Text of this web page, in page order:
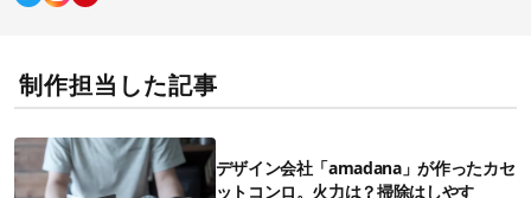
制作担当した記事
デザイン会社「amadana」が作ったカセ
ットコンロ。火力は？掃除はしやす